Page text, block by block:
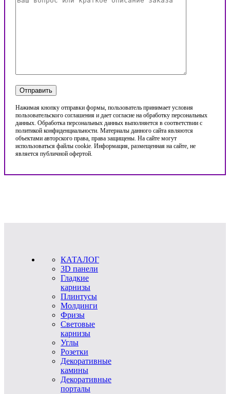
Нажимая кнопку отправки формы, пользователь принимает условия
пользовательского соглашения и дает согласие на обработку персональных
данных. Обработка персональных данных выполняется в соответствии с
политикой конфиденциальности. Материалы данного сайта являются
объектами авторского права, права защищены. На сайте могут
использоваться файлы cookie. Информация, размещенная на сайте, не
является публичной офертой.
КАТАЛОГ
3D панели
Гладкие
карнизы
Плинтусы
Молдинги
Фризы
Световые
карнизы
Углы
Розетки
Декоративные
камины
Декоративные
порталы